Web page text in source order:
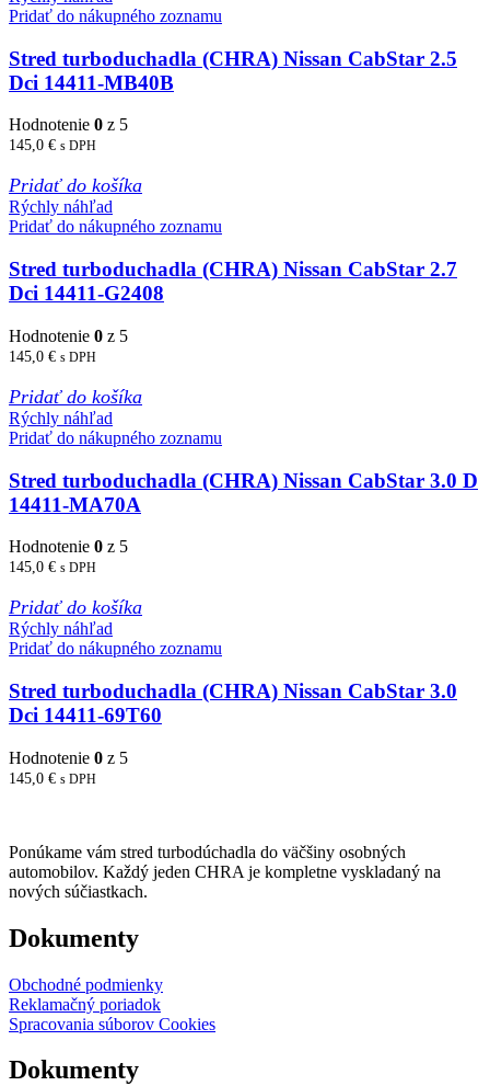
Pridať do nákupného zoznamu
Stred turboduchadla (CHRA) Nissan CabStar 2.5
Dci 14411-MB40B
Hodnotenie 0 z 5
145,0 € s DPH
Pridať do košíka
Rýchly náhľad
Pridať do nákupného zoznamu
Stred turboduchadla (CHRA) Nissan CabStar 2.7
Dci 14411-G2408
Hodnotenie 0 z 5
145,0 € s DPH
Pridať do košíka
Rýchly náhľad
Pridať do nákupného zoznamu
Stred turboduchadla (CHRA) Nissan CabStar 3.0 D
14411-MA70A
Hodnotenie 0 z 5
145,0 € s DPH
Pridať do košíka
Rýchly náhľad
Pridať do nákupného zoznamu
Stred turboduchadla (CHRA) Nissan CabStar 3.0
Dci 14411-69T60
Hodnotenie 0 z 5
145,0 € s DPH
Ponúkame vám stred turbodúchadla do väčšiny osobných
automobilov. Každý jeden CHRA je kompletne vyskladaný na
nových súčiastkach.
Dokumenty
Obchodné podmienky
Reklamačný poriadok
Spracovania súborov Cookies
Dokumenty